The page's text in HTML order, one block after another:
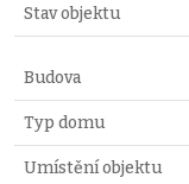
Stav objektu
Budova
Typ domu
Umístění objektu